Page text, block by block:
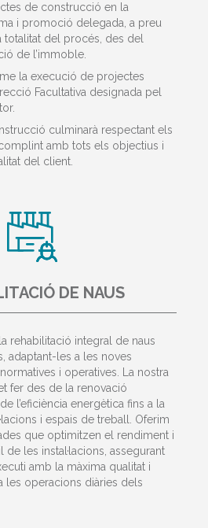
de construcció en la
i promoció delegada, a preu
totalitat del procés, des del
de l’immoble.
la execució de projectes
Facultativa designada pel
culminarà respectant els
amb tots els objectius i
del client.
DE NAUS
rehabilitació integral de naus
adaptant-les a les noves
i operatives. La nostra
fer des de la renovació
l’eficiència energètica fins a la
i espais de treball. Oferim
que optimitzen el rendiment i
les instal·lacions, assegurant
amb la màxima qualitat i
les operacions diàries dels